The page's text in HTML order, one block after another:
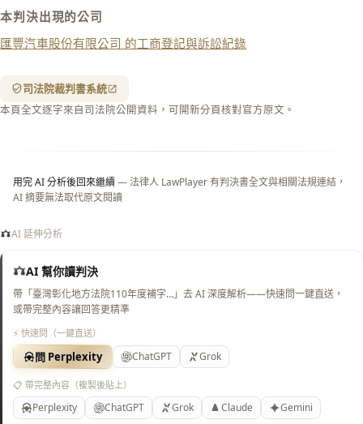
本判決出現的公司
匯豐汽車股份有限公司 的工商登記與訴訟紀錄
司法院裁判書系統
本頁全文逐字來自司法院公開資料，可開新分頁核對官方原文。
用完 AI 分析後回來繼續— 法律人 LawPlayer 有判決書全文與相關法規連結，
AI 摘要無法取代原文閱讀
AI 延伸分析
AI 幫你讀判決
帶「臺灣彰化地方法院110年度補字…」去 AI 深度解析——快速問一鍵直送，
或帶完整內容讓回答更精準
⚡ 快速問（一鍵直送）
問 Perplexity ChatGPT Grok
📋 帶完整內容（複製後貼上）
Perplexity ChatGPT Grok Claude Gemini